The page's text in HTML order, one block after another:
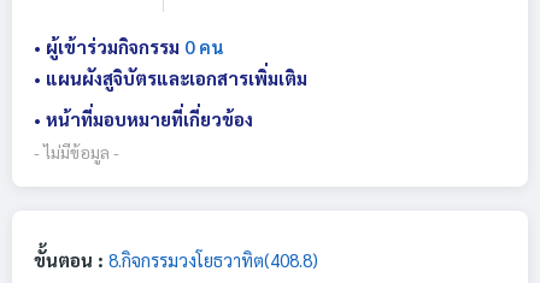
• ผู้เข้าร่วมกิจกรรม 0 คน
• แผนผังสูจิบัตรและเอกสารเพิ่มเติม
• หน้าที่มอบหมายที่เกี่ยวข้อง
- ไม่มีข้อมูล -
ขั้นตอน : 8.กิจกรรมวงโยธวาทิต(408.8)